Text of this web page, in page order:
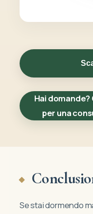
Hai
per una
Se stai dormendo